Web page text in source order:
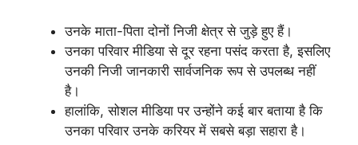
उनके माता-पिता दोनों निजी क्षेत्र से जुड़े हुए हैं।
उनका परिवार मीडिया से दूर रहना पसंद करता है, इसलिए
उनकी निजी जानकारी सार्वजनिक रूप से उपलब्ध नहीं
है।
हालांकि, सोशल मीडिया पर उन्होंने कई बार बताया है कि
उनका परिवार उनके करियर में सबसे बड़ा सहारा है।